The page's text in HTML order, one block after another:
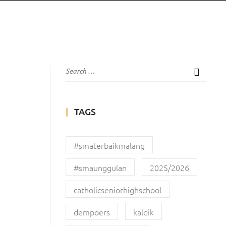
TAGS
#smaterbaikmalang
#smaunggulan
2025/2026
catholicseniorhighschool
dempoers
kaldik